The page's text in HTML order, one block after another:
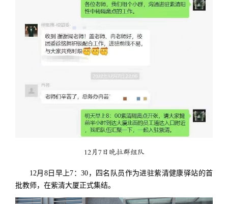
12月7日晚拉群组队
12月8日早上7：30，四名队员作为进驻紫清健康驿站的首
批教师，在紫清大厦正式集结。